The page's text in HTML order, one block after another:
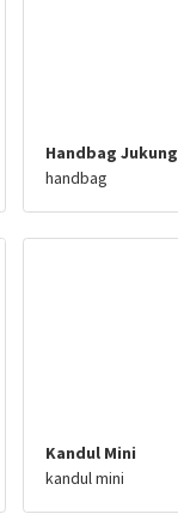
Handbag Jukung
handbag
Kandul Mini
kandul mini